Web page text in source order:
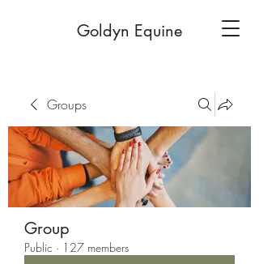
Goldyn Equine
Groups
Group
Public · 127 members